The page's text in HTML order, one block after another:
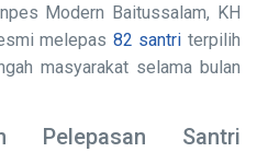
Modern Baitussalam, KH
melepas 82 santri terpilih
masyarakat selama bulan
Pelepasan Santri